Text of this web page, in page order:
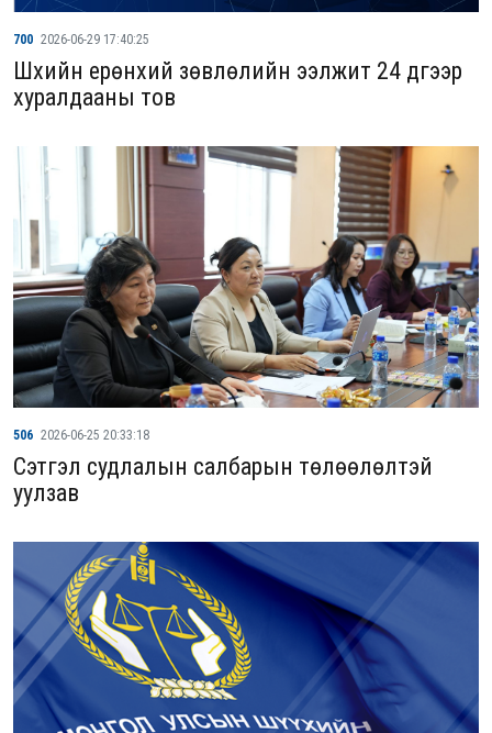
700 2026-06-29 17:40:25
Шүүхийн ерөнхий зөвлөлийн ээлжит 24 дүгээр
хуралдааны тов
506 2026-06-25 20:33:18
Сэтгэл судлалын салбарын төлөөлөлтэй
уулзав